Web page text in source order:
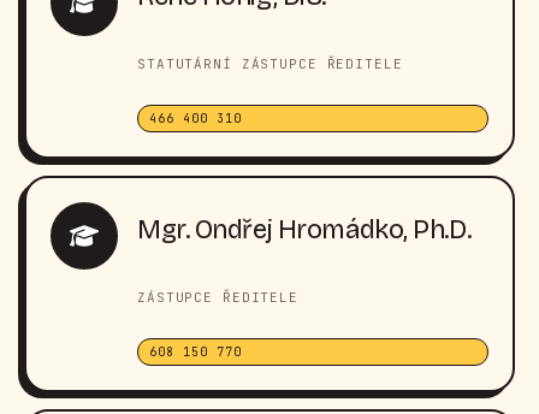
STATUTÁRNÍ ZÁSTUPCE ŘEDITELE
466 400 310
Mgr. Ondřej Hromádko, Ph.D.
ZÁSTUPCE ŘEDITELE
608 150 770